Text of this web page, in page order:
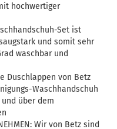
hochwertiger
Set ist
und somit sehr
waschbar und
Duschlappen von Betz
Waschhandschuh
über dem
Wir von Betz sind